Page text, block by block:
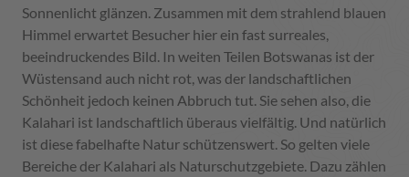
Sonnenlicht glänzen. Zusammen mit dem strahlend blauen
Himmel erwartet Besucher hier ein fast surreales,
beeindruckendes Bild. In weiten Teilen Botswanas ist der
Wüstensand auch nicht rot, was der landschaftlichen
Schönheit jedoch keinen Abbruch tut. Sie sehen also, die
Kalahari ist landschaftlich überaus vielfältig. Und natürlich
ist diese fabelhafte Natur schützenswert. So gelten viele
Bereiche der Kalahari als Naturschutzgebiete. Dazu zählen